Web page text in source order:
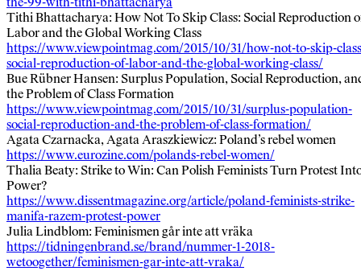
Tithi Bhattacharya: How Not To Skip Class: Social Reproduction
Labor and the Global Working Class
https://www.viewpointmag.com/2015/10/31/how-not-to-skip-
social-reproduction-of-labor-and-the-global-working-class/
Bue Rübner Hansen: Surplus Population, Social Reproduction,
the Problem of Class Formation
https://www.viewpointmag.com/2015/10/31/surplus-population-
social-reproduction-and-the-problem-of-class-formation/
Agata Czarnacka, Agata Araszkiewicz: Poland’s rebel women
https://www.eurozine.com/polands-rebel-women/
Thalia Beaty: Strike to Win: Can Polish Feminists Turn Protest
Power?
https://www.dissentmagazine.org/article/poland-feminists-strike-
manifa-razem-protest-power
Julia Lindblom: Feminismen går inte att vräka
https://tidningenbrand.se/brand/nummer-1-2018-
wetoogether/feminismen-gar-inte-att-vraka/